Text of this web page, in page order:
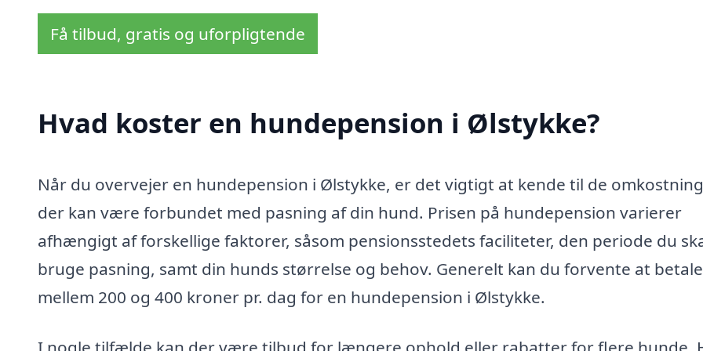
Få tilbud, gratis og uforpligtende
Hvad koster en hundepension i Ølstykke?
Når du overvejer en hundepension i Ølstykke, er det vigtigt at kende til de
der kan være forbundet med pasning af din hund. Prisen på hundepension varierer
afhængigt af forskellige faktorer, såsom pensionsstedets faciliteter, den periode du
bruge pasning, samt din hunds størrelse og behov. Generelt kan du forvente at betale
mellem 200 og 400 kroner pr. dag for en hundepension i Ølstykke.